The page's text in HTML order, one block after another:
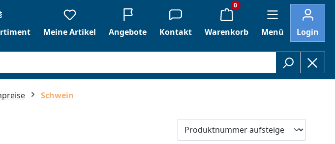
Meine Artikel Angebote Kontakt
0
Warenkorb Menü Login
Schwein